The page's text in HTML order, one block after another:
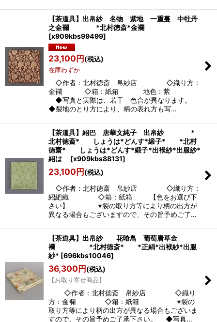
【茶道具】出帛紗 名物 紫地 一重蔓 中牡丹
之金襴 *北村徳斎*金襴
[x909kbs99499]
23,100円(税込)
在庫わずか
◇作者：北村徳斎 帛紗店 ◇織り方：
金襴 ◇箱：紙箱 地色：紫
◆写真と実際は、若干 色合が異なります。
◆裂地のとり方により、柄の表れ方も写…
【茶道具】紹巴 唐華文純子 出帛紗 *
北村徳斎* しょうは*どんす*緞子* *北村
徳齋* しょうは*どんす*緞子*出袱紗*出服紗*
紹は
[x909kbs88131]
23,100円(税込)
◇作者：北村徳斎 帛紗店 ◇織り方：
紹紦織 ◇箱：紙箱 【色をお選び下
さい】 ※裂の取り方等により柄の出方が
異なる場合もございますので、その旨予めご了…
【茶道具】出帛紗 花喰鳥 葡萄唐草金
襴 *北村徳斎* *正絹*出袱紗*出服
紗* [696kbs10046]
36,300円(税込)
【お取り寄せ商品】
◇作者：北村徳斎 帛紗店 ◇織り
方：金襴 ◇箱：紙箱 ※裂の
取り方等により柄の出方が異なる場合もございま
すので、その旨予めご了承下さい。 ◆写真…